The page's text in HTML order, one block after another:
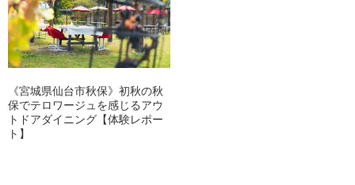
《宮城県仙台市秋保》初秋の秋
保でテロワージュを感じるアウ
トドアダイニング【体験レポー
ト】